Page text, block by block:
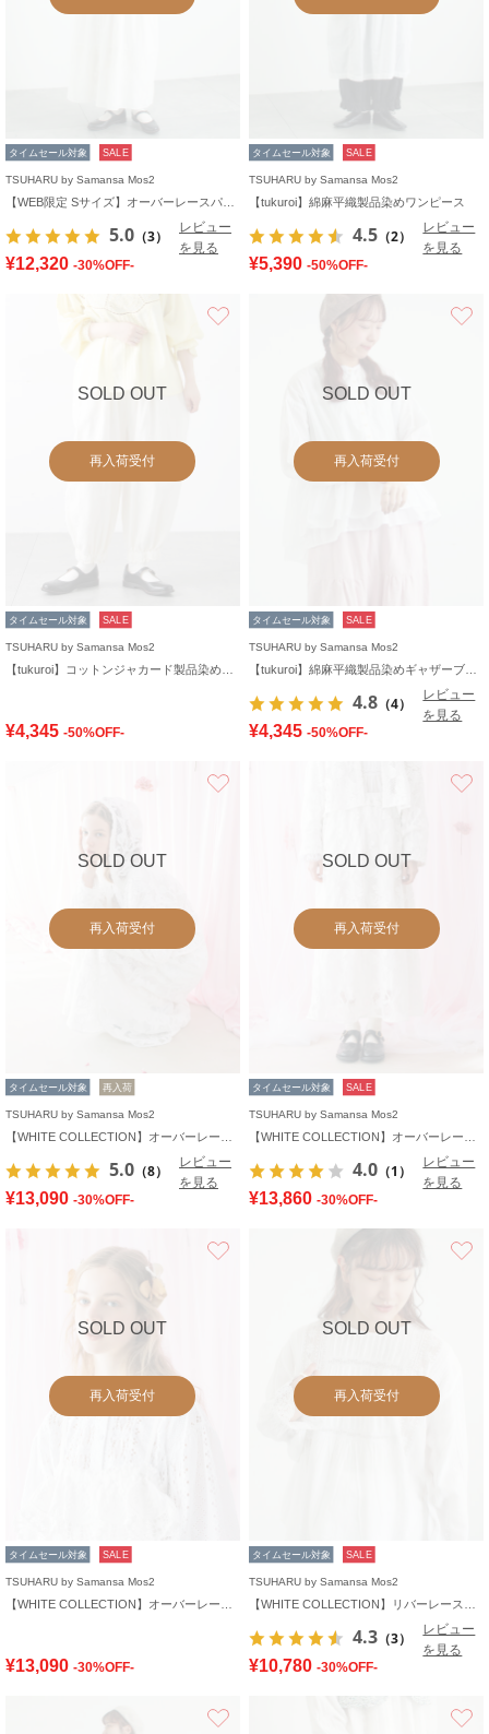
タイムセール対象 SALE
TSUHARU by Samansa Mos2
5.0 （3）
レビュー
を見る
¥12,320 -30%OFF-
タイムセール対象 SALE
TSUHARU by Samansa Mos2
【tukuroi】綿麻平織製品染めワンピース
4.5 （2）
レビュー
を見る
¥5,390 -50%OFF-
SOLD OUT
再入荷受付
タイムセール対象 SALE
TSUHARU by Samansa Mos2
¥4,345 -50%OFF-
SOLD OUT
再入荷受付
タイムセール対象 SALE
TSUHARU by Samansa Mos2
4.8 （4）
レビュー
を見る
¥4,345 -50%OFF-
SOLD OUT
再入荷受付
タイムセール対象 再入荷
TSUHARU by Samansa Mos2
5.0 （8）
レビュー
を見る
¥13,090 -30%OFF-
SOLD OUT
再入荷受付
タイムセール対象 SALE
TSUHARU by Samansa Mos2
4.0 （1）
レビュー
を見る
¥13,860 -30%OFF-
SOLD OUT
再入荷受付
タイムセール対象 SALE
TSUHARU by Samansa Mos2
¥13,090 -30%OFF-
SOLD OUT
再入荷受付
タイムセール対象 SALE
TSUHARU by Samansa Mos2
4.3 （3）
レビュー
を見る
¥10,780 -30%OFF-